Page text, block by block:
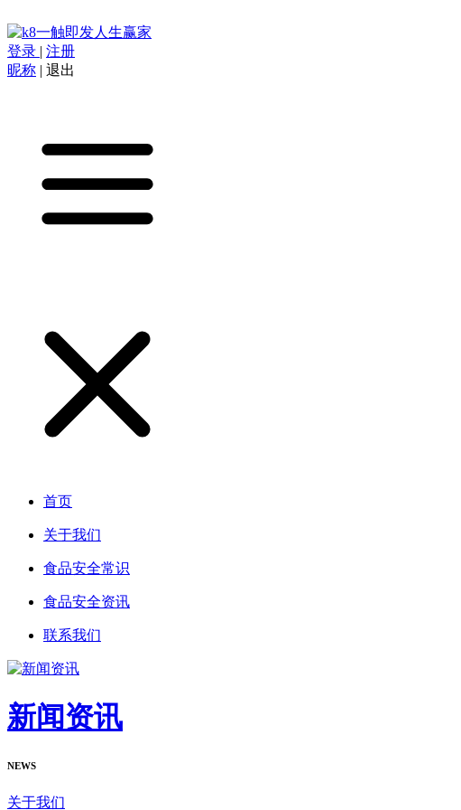
登录 | 注册
昵称 | 退出
首页
关于我们
食品安全常识
食品安全资讯
联系我们
新闻资讯
NEWS
关于我们